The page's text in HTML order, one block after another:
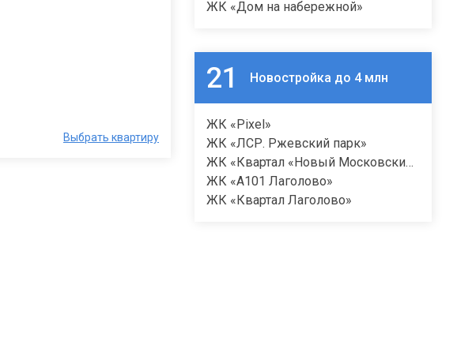
Выбрать квартиру
ЖК «Дом на набережной»
21 Новостройка до 4 млн
ЖК «Pixel»
ЖК «ЛСР. Ржевский парк»
ЖК «Квартал «Новый Московский»»
ЖК «А101 Лаголово»
ЖК «Квартал Лаголово»